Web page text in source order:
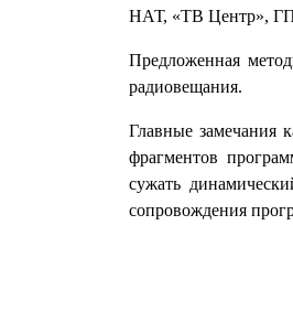
НАТ, «ТВ Центр»,
Предложенная
радиовещания.
Главные замечания
фрагментов
сужать
сопровождения